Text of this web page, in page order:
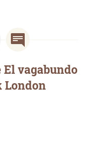
vagabundo
London